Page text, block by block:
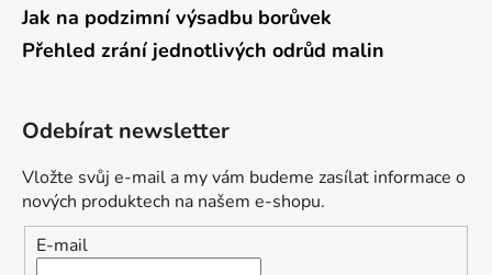
Jak na podzimní výsadbu borůvek
Přehled zrání jednotlivých odrůd malin
Odebírat newsletter
Vložte svůj e-mail a my vám budeme zasílat informace o
nových produktech na našem e-shopu.
E-mail